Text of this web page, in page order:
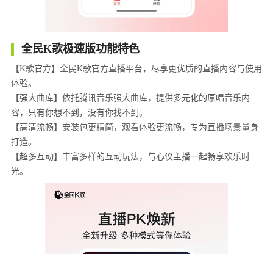
全民K歌极速版功能特色
【K歌官方】全民K歌官方直播平台，尽享更优质的直播内容与使用
体验。
【强大曲库】依托腾讯音乐强大曲库，提供多元化的原唱音乐内
容，只有你想不到，没有你找不到。
【高清流畅】安装包更精简，观看体验更流畅，专为直播场景量身
打造。
【超多互动】丰富多样的互动玩法，与心仪主播一起畅享欢乐时
光。